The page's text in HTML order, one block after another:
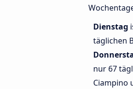
Dienstag
täglichen
nur 67
Ciampino